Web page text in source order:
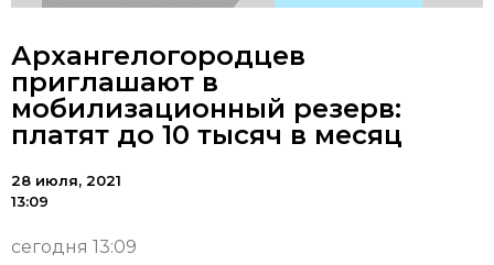
Архангелогородцев
приглашают в
мобилизационный резерв:
платят до 10 тысяч в месяц
28 июля, 2021
13:09
сегодня 13:09